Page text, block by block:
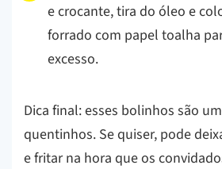
e crocante, tira do óleo e
forrado com papel toalha
excesso.
Dica final: esses bolinhos são
quentinhos. Se quiser, pode
e fritar na hora que os